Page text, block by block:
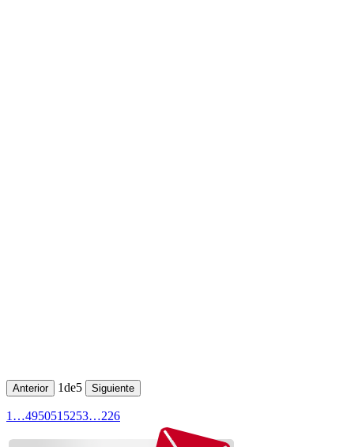
Anterior 1de5 Siguiente
1 …495051 5253…226